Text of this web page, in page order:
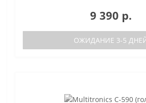
9 390 р.
ОЖИДАНИЕ 3-5